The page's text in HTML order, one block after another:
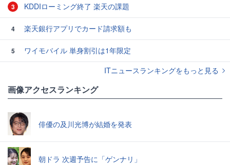
3 KDDIローミング終了 楽天の課題
4 楽天銀行アプリでカード請求額も
5
ワイモバイル 単身割引は1年限定
ITニュースランキングをもっと見る
画像アクセスランキング
俳優の及川光博が結婚を発表
朝ドラ 次週予告に「ゲンナリ」